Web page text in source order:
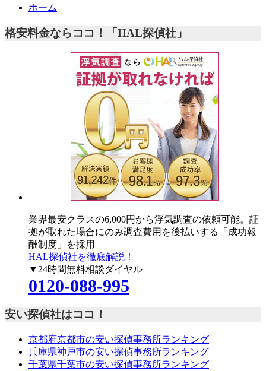
ホーム
格安料金ならココ！「HAL探偵社」
業界最安クラスの6,000円から浮気調査の依頼可能。証
拠が取れた場合にのみ調査費用を後払いする「成功報
酬制度」を採用
HAL探偵社を徹底解説！
▼24時間無料相談ダイヤル
0120-088-995
安い探偵社はココ！
京都府京都市の安い探偵事務所ランキング
兵庫県神戸市の安い探偵事務所ランキング
千葉県千葉市の安い探偵事務所ランキング